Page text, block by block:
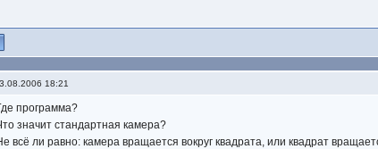
18:21
программа?
значит стандартная камера?
всё ли равно: камера вращается вокруг квадрата, или квадрат